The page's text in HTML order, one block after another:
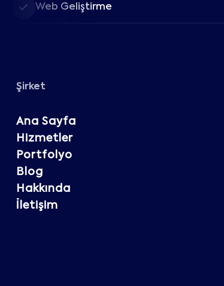
Web Geliştirme
Şirket
Ana Sayfa
Hizmetler
Portfolyo
Blog
Hakkında
İletişim